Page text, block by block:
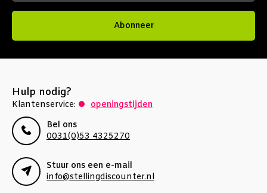
Abonneer
Hulp nodig?
Klantenservice:
openingstijden
Bel ons
0031(0)53 4325270
Stuur ons een e-mail
info@stellingdiscounter.nl